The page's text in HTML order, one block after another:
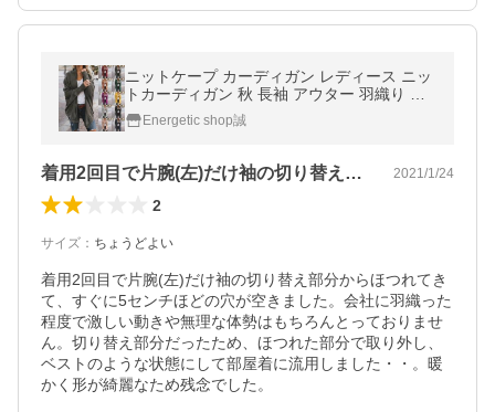
ニットケープ カーディガン レディース ニッ
トカーディガン 秋 長袖 アウター 羽織り ガ
ウン 大きいサイズ シンプル 無地 おしゃれ
ママコーデ 通勤 30代 40代
Energetic shop誠
着用2回目で片腕(左)だけ袖の切り替え… 2021/1/24
2
サイズ ： ちょうどよい
着用2回目で片腕(左)だけ袖の切り替え部分からほつれてき
て、すぐに5センチほどの穴が空きました。会社に羽織った
程度で激しい動きや無理な体勢はもちろんとっておりませ
ん。切り替え部分だったため、ほつれた部分で取り外し、
ベストのような状態にして部屋着に流用しました・・。暖
かく形が綺麗なため残念でした。